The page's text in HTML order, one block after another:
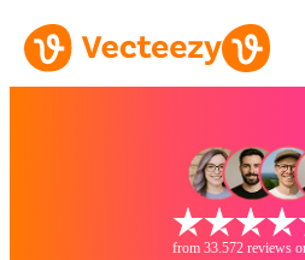
from 33.572 reviews